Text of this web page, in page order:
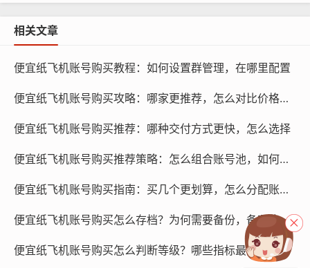
16888.com
购买渠道选择
纸飞机账号购买渠道主要包括第三方平台、纸飞机官方商
相关文章
便宜纸飞机账号购买教程：如何设置群管理，在哪里配置
便宜纸飞机账号购买攻略：哪家更推荐，怎么对比价格与质量
便宜纸飞机账号购买推荐：哪种交付方式更快，怎么选择
便宜纸飞机账号购买推荐策略：怎么组合账号池，如何更省
便宜纸飞机账号购买指南：买几个更划算，怎么分配账号任务
便宜纸飞机账号购买怎么存档？为何需要备份，备哪些内容
便宜纸飞机账号购买怎么判断等级？哪些指标最关键，多久见效